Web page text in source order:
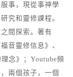
事，現從事神學
究和靈修課程。
間探索。著有
音靈修信息》、
念》；Youtube頻
兩個孩子，一個